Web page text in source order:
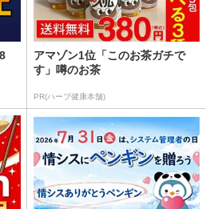
アマゾン1位「このお茶ガチで
す」噂のお茶
PR(ハーブ健康本舗)